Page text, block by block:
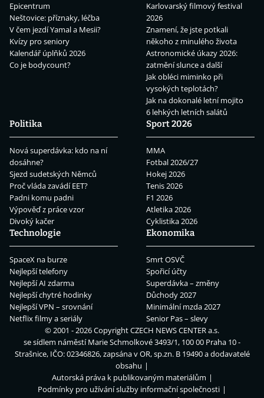
Epicentrum
Neštovice: příznaky, léčba
V čem jezdí Yamal a Mesii?
Kvízy pro seniory
Kalendář úplňků 2026
Co je bodycount?
Karlovarský filmový festival
2026
Znamení, že jste potkali
někoho z minulého života
Astronomické úkazy 2026:
zatmění slunce a další
Jak obléci miminko při
vysokých teplotách?
Jak na dokonalé letní mojito
6 lehkých letních salátů
Politika
Nová superdávka: kdo na ní
dosáhne?
Sjezd sudetských Němců
Proč vláda zavádí EET?
Padni komu padni
Výpověď z práce vzor
Divoký kačer
Sport 2026
MMA
Fotbal 2026/27
Hokej 2026
Tenis 2026
F1 2026
Atletika 2026
Cyklistika 2026
Technologie
SpaceX na burze
Nejlepší telefony
Nejlepší AI zdarma
Nejlepší chytré hodinky
Nejlepší VPN – srovnání
Netflix filmy a seriály
Ekonomika
Smrt OSVČ
Spořicí účty
Superdávka – změny
Důchody 2027
Minimální mzda 2027
Senior Pas – slevy
© 2001 - 2026 CopyrightCZECH NEWS CENTER a.s.
se sídlem náměstí Marie Schmolkové 3493/1, 100 00 Praha 10 -
Strašnice, IČO: 02346826, zapsána v OR, sp.zn. B 19490 a dodavatelé
obsahu
Autorská práva k publikovaným materiálům
Podmínky pro užívání služby informační společnosti